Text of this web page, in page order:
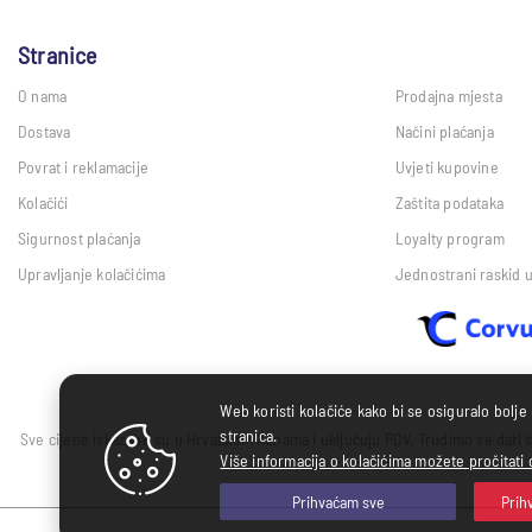
Stranice
O nama
Prodajna mjesta
Dostava
Načini plaćanja
Povrat i reklamacije
Uvjeti kupovine
Kolačići
Zaštita podataka
Sigurnost plaćanja
Loyalty program
Upravljanje kolačićima
Jednostrani raskid
Sve cijene iskazane su u Hrvatskim Kunama i uključuju PDV. Trudimo se
Web koristi kolačiće kako bi se osiguralo
stranica.
Više informacija o kolačićima možete pročitati
Prihvaćam sve